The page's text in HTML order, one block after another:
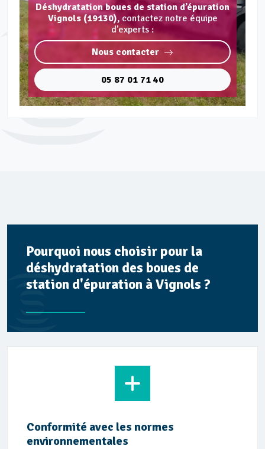
Déshydratation boues de station d’épuration
Vignols (19130), contactez notre équipe
d'experts :
Nous contacter
05 87 01 71 40
Pourquoi nous choisir pour la
déshydratation des boues de
station d'épuration à Vignols ?
Conformité avec les normes
environnementales